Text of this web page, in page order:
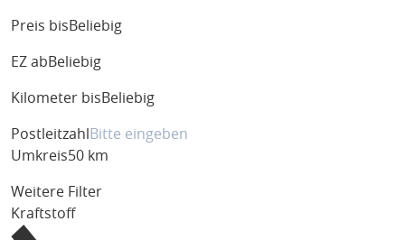
Preis bis Beliebig
EZ ab Beliebig
Kilometer bis Beliebig
Postleitzahl
Umkreis50 km
Weitere Filter
Kraftstoff